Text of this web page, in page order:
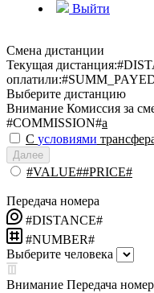
Выйти
Смена дистанции
Текущая дистанция:
оплатили:
Выберите дистанцию
Внимание Комиссия за
#COMMISSION#a
С условиями
Далее
#VALUE##PRICE#
Передача номера
#DISTANCE#
#NUMBER#
Выберите человека
Внимание Передача